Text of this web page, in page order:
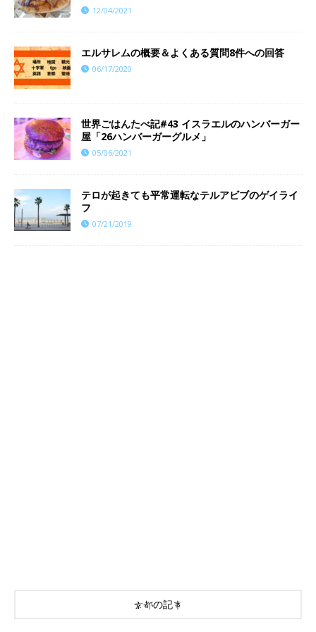
12/04/2021
エルサレムの概要＆よくある質問8件への回答
06/17/2020
世界ごはんたべ記#43 イスラエルのハンバーガー
屋「26ハンバーガーグルメ」
05/06/2021
テロが起きても平常運転なテルアビブのゲイライ
フ
07/21/2019
京都の記事